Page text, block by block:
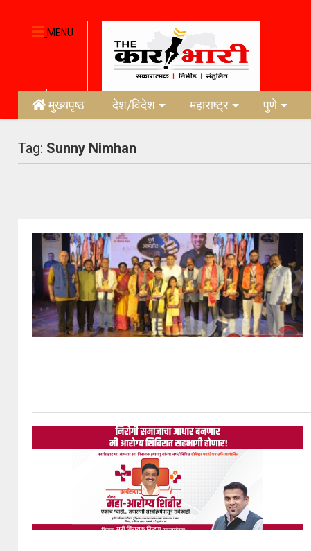
MENU
मुख्यपृष्ठ देश/विदेश महाराष्ट्र पुणे
Tag: Sunny Nimhan